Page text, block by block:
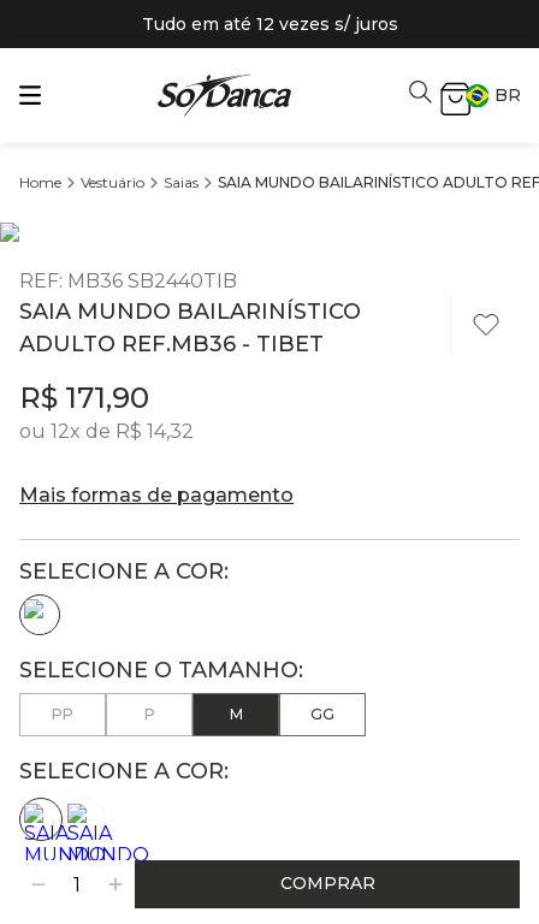
Tudo em até 12 vezes s/ juros
BR
Vestuário Saias SAIA MUNDO BAILARINÍSTICO ADULTO
REF: MB36 SB2440TIB
SAIA MUNDO BAILARINÍSTICO
ADULTO REF.MB36 - TIBET
R$ 171,90
ou 12x de R$ 14,32
Mais formas de pagamento
PP P M GG
SELECIONE A COR:
COMPRAR